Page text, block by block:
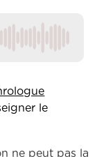
le
ne peut pas la